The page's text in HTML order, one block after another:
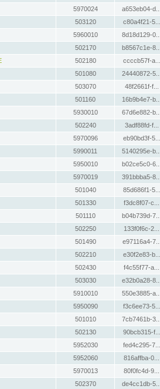
5970024 a653eb04-d...
503120 c80a4f21-5...
5960010 8d18d129-0...
502170 b8567c1e-8...
502180 ccccb57f-a...
501080 24440872-5...
503070 48f2661f-f...
501160 16b9b4e7-b...
5930010 67d6e882-b...
502240 3adf88fd-f...
5970096 eb90bd3f-5...
5990011 5140295e-b...
5950010 b02ce5c0-6...
5970019 391bbba5-8...
501040 85d686f1-5...
501330 f3dc8f07-c...
501110 b04b739d-7...
502250 133f0f6c-2...
501490 e97116a4-7...
502210 e30f2e83-b...
502430 f4c55f77-a...
503030 e32b0a28-8...
5910010 550e3885-a...
5950090 f3c6ee73-5...
501010 7cb7461b-3...
502130 90bcb315-f...
5952030 fed4c295-7...
5952060 816affba-0...
5970013 80f0fc4d-9...
502370 de4cc1db-5...